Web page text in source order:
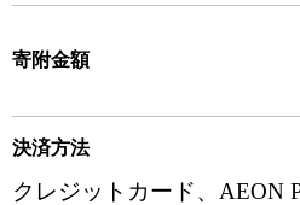
寄附金額
決済方法
クレジットカード、AEON